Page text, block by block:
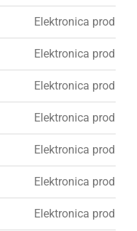
Elektronica
Elektronica
Elektronica
Elektronica
Elektronica
Elektronica
Elektronica